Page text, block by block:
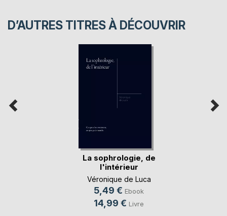
D’AUTRES TITRES À DÉCOUVRIR
La sophrologie, de
l'intérieur
Véronique de Luca
5,49 € Ebook
14,99 € Livre